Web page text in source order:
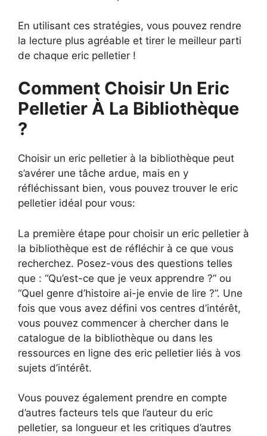
En utilisant ces stratégies, vous pouvez rendre
la lecture plus agréable et tirer le meilleur parti
de chaque eric pelletier !
Comment Choisir Un Eric
Pelletier À La Bibliothèque
?
Choisir un eric pelletier à la bibliothèque peut
s’avérer une tâche ardue, mais en y
réfléchissant bien, vous pouvez trouver le eric
pelletier idéal pour vous:
La première étape pour choisir un eric pelletier à
la bibliothèque est de réfléchir à ce que vous
recherchez. Posez-vous des questions telles
que : “Qu’est-ce que je veux apprendre ?” ou
“Quel genre d’histoire ai-je envie de lire ?”. Une
fois que vous avez défini vos centres d’intérêt,
vous pouvez commencer à chercher dans le
catalogue de la bibliothèque ou dans les
ressources en ligne des eric pelletier liés à vos
sujets d’intérêt.
Vous pouvez également prendre en compte
d’autres facteurs tels que l’auteur du eric
pelletier, sa longueur et les critiques d’autres